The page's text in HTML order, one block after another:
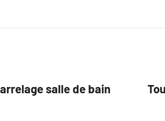
salle de bain